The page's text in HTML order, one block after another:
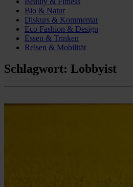
Bio & Natur
Diskurs & Kommentar
Eco Fashion & Design
Essen & Trinken
Reisen & Mobilität
Schlagwort: Lobbyist